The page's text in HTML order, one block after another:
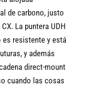
de carbono, justo
La puntera UDH
resistente y está
y además
direct-mount
cuando las cosas